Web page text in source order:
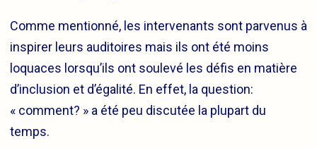
Comme mentionné, les intervenants sont parvenus à
inspirer leurs auditoires mais ils ont été moins
loquaces lorsqu’ils ont soulevé les défis en matière
d’inclusion et d’égalité. En effet, la question:
« comment? » a été peu discutée la plupart du
temps.